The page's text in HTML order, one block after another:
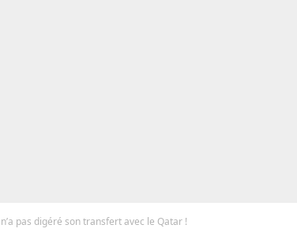
pas digéré son transfert avec le Qatar !